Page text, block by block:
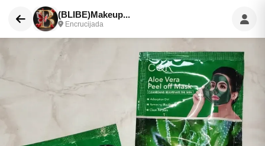
(BLIBE)Makeup...
Encrucijada